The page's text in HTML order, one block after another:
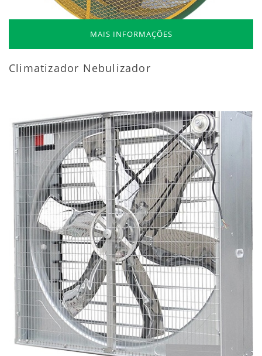
MAIS INFORMAÇÕES
Climatizador Nebulizador